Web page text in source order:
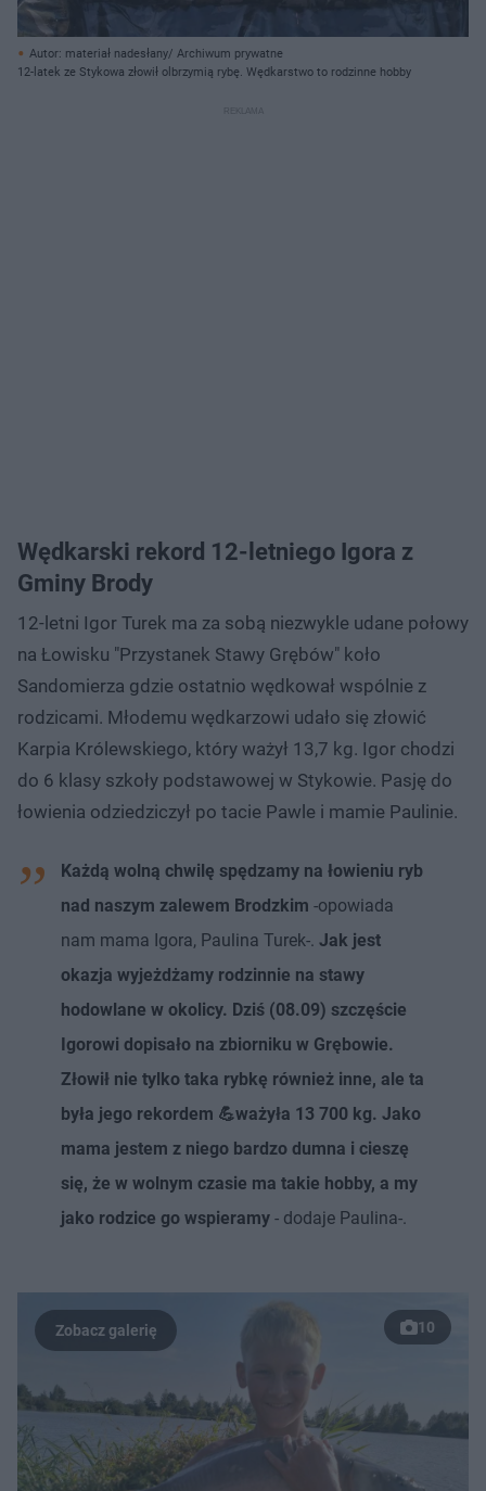
Autor: materiał nadesłany/ Archiwum prywatne
12-latek ze Stykowa złowił olbrzymią rybę. Wędkarstwo to rodzinne hobby
Wędkarski rekord 12-letniego Igora z
Gminy Brody
12-letni Igor Turek ma za sobą niezwykle udane połowy
na Łowisku "Przystanek Stawy Grębów" koło
Sandomierza gdzie ostatnio wędkował wspólnie z
rodzicami. Młodemu wędkarzowi udało się złowić
Karpia Królewskiego, który ważył 13,7 kg. Igor chodzi
do 6 klasy szkoły podstawowej w Stykowie. Pasję do
łowienia odziedziczył po tacie Pawle i mamie Paulinie.
Każdą wolną chwilę spędzamy na łowieniu ryb
nad naszym zalewem Brodzkim -opowiada
nam mama Igora, Paulina Turek-. Jak jest
okazja wyjeżdżamy rodzinnie na stawy
hodowlane w okolicy. Dziś (08.09) szczęście
Igorowi dopisało na zbiorniku w Grębowie.
Złowił nie tylko taka rybkę również inne, ale ta
była jego rekordem 💪ważyła 13 700 kg. Jako
mama jestem z niego bardzo dumna i cieszę
się, że w wolnym czasie ma takie hobby, a my
jako rodzice go wspieramy - dodaje Paulina-.
10